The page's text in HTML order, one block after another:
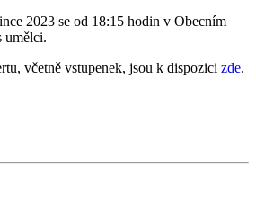
2023 se od 18:15 hodin v Obecním
umělci.
včetně vstupenek, jsou k dispozici zde.